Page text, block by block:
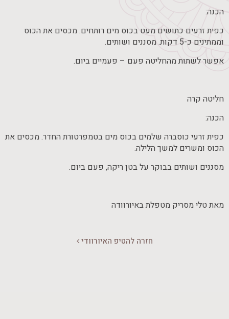
הכנה:
כפית זרעים כתושים מעט בכוס מים רותחים. מכסים את הכוס
וממתינים כ-5 דקות. מסננים ושותים.
אפשר לשתות מהחליטה פעם – פעמיים ביום.
חליטה קרה
הכנה:
כפית זרעי כוסברה שלמים בכוס מים בטמפרטורת החדר. מכסים את
הכוס ומשרים למשך הלילה.
מסננים ושותים בבוקר על בטן ריקה, פעם ביום.
מאת טלי מסריק מטפלת באיורוודה
חזרה להטיפ האיורוודי